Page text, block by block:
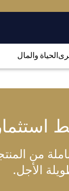
الحياة والمال
من
الأجل.